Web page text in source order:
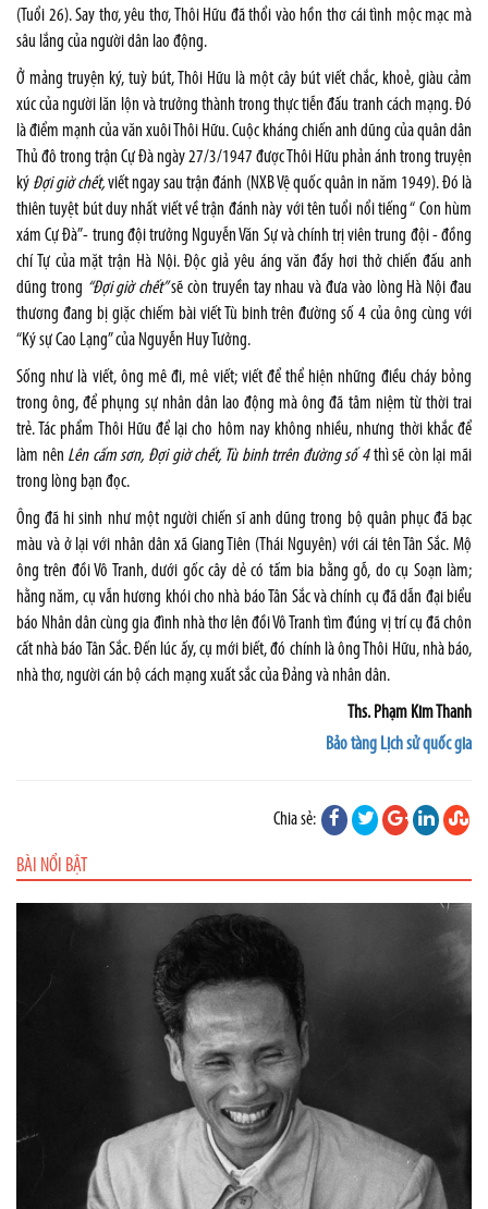
(Tuổi 26). Say thơ, yêu thơ, Thôi Hữu đã thổi vào hồn thơ cái tình mộc mạc mà
sâu lắng của người dân lao động.
Ở mảng truyện ký, tuỳ bút, Thôi Hữu là một cây bút viết chắc, khoẻ, giàu cảm
xúc của người lăn lộn và trưởng thành trong thực tiễn đấu tranh cách mạng. Đó
là điểm mạnh của văn xuôi Thôi Hữu. Cuộc kháng chiến anh dũng của quân dân
Thủ đô trong trận Cự Đà ngày 27/3/1947 được Thôi Hữu phản ánh trong truyện
ký Đợi giờ chết,viết ngay sau trận đánh (NXB Vệ quốc quân in năm 1949). Đó là
thiên tuyệt bút duy nhất viết về trận đánh này với tên tuổi nổi tiếng “ Con hùm
xám Cự Đà”- trung đội trưởng Nguyễn Văn Sự và chính trị viên trung đội - đồng
chí Tự của mặt trận Hà Nội. Độc giả yêu áng văn đầy hơi thở chiến đấu anh
dũng trong “Đợi giờ chết”sẽ còn truyền tay nhau và đưa vào lòng Hà Nội đau
thương đang bị giặc chiếm bài viết Tù binh trên đường số 4 của ông cùng với
“Ký sự Cao Lạng” của Nguyễn Huy Tưởng.
Sống như là viết, ông mê đi, mê viết; viết để thể hiện những điều cháy bỏng
trong ông, để phụng sự nhân dân lao động mà ông đã tâm niệm từ thời trai
trẻ. Tác phẩm Thôi Hữu để lại cho hôm nay không nhiều, nhưng thời khắc để
làm nên Lên cấm sơn, Đợi giờ chết, Tù binh trrên đường số 4thì sẽ còn lại mãi
trong lòng bạn đọc.
Ông đã hi sinh như một người chiến sĩ anh dũng trong bộ quân phục đã bạc
màu và ở lại với nhân dân xã Giang Tiên (Thái Nguyên) với cái tên Tân Sắc. Mộ
ông trên đồi Vô Tranh, dưới gốc cây dẻ có tấm bia bằng gỗ, do cụ Soạn làm;
hằng năm, cụ vẫn hương khói cho nhà báo Tân Sắc và chính cụ đã dẫn đại biểu
báo Nhân dân cùng gia đình nhà thơ lên đồi Vô Tranh tìm đúng vị trí cụ đã chôn
cất nhà báo Tân Sắc. Đến lúc ấy, cụ mới biết, đó chính là ông Thôi Hữu, nhà báo,
nhà thơ, người cán bộ cách mạng xuất sắc của Đảng và nhân dân.
Ths. Phạm Kim Thanh
Bảo tàng Lịch sử quốc gia
Chia sẻ:
BÀI NỔI BẬT